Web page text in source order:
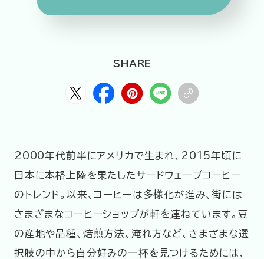
公式Xアカウント
アサヒグループ公式チャンネル
SHARE
2000年代前半にアメリカで生まれ、2015年頃に
日本に本格上陸を果たしたサードウェーブコーヒー
のトレンド。以来、コーヒーは多様化が進み、街には
さまざまなコーヒーショップが軒を連ねています。豆
の産地や品種、焙煎方法、淹れ方など、さまざまな選
択肢の中から自分好みの一杯を見つけるためには、